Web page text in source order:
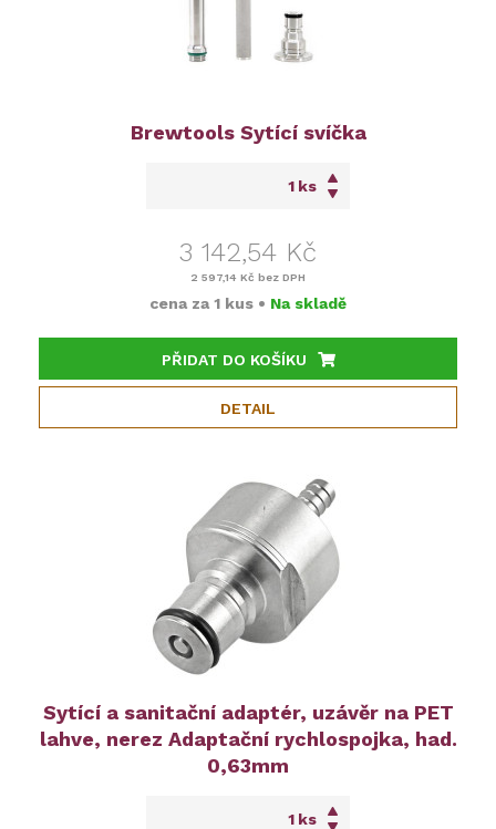
Brewtools Sytící svíčka
ks
3 142,54 Kč
2 597,14 Kč bez DPH
cena za 1 kus • Na skladě
PŘIDAT DO KOŠÍKU
DETAIL
Sytící a sanitační adaptér, uzávěr na PET
lahve, nerez Adaptační rychlospojka, had.
0,63mm
ks